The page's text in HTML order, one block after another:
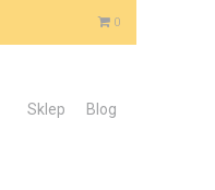
0
Sklep Blog